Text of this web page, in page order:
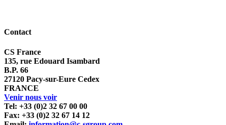
Contact
CS France
135, rue Edouard Isambard
B.P. 66
27120 Pacy-sur-Eure Cedex
FRANCE
Venir nous voir
Tel: +33 (0)2 32 67 00 00
Fax: +33 (0)2 32 67 14 12